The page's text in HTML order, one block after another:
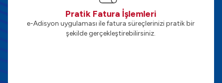
Pratik Fatura İşlemleri
e-Adisyon uygulaması ile fatura süreçlerinizi pratik bir
şekilde gerçekleştirebilirsiniz.